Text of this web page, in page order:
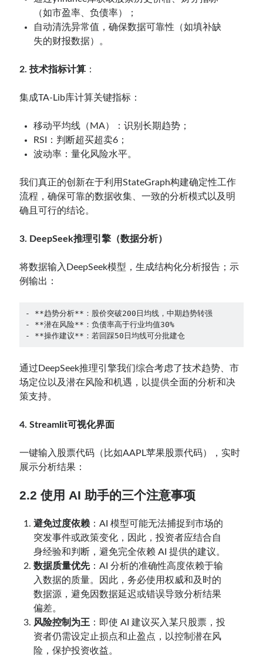
（如市盈率、负债率）；
自动清洗异常值，确保数据可靠性（如填补缺
失的财报数据）。
2. 技术指标计算 ：
集成TA-Lib库计算关键指标：
移动平均线（MA）：识别长期趋势；
RSI：判断超买超卖6；
波动率：量化风险水平。
我们真正的创新在于利用StateGraph构建确定性工作
流程，确保可靠的数据收集、一致的分析模式以及明
确且可行的结论。
3. DeepSeek推理引擎（数据分析）
将数据输入DeepSeek模型，生成结构化分析报告；示
例输出：
- **趋势分析**：股价突破200日均线，中期趋势转强
- **潜在风险**：负债率高于行业均值30%
- **操作建议**：若回踩50日均线可分批建仓
通过DeepSeek推理引擎我们综合考虑了技术趋势、市
场定位以及潜在风险和机遇，以提供全面的分析和决
策支持。
4. Streamlit可视化界面
一键输入股票代码（比如AAPL苹果股票代码），实时
展示分析结果：
2.2 使用 AI 助手的三个注意事项
避免过度依赖 ：AI 模型可能无法捕捉到市场的
突发事件或政策变化，因此，投资者应结合自
身经验和判断，避免完全依赖 AI 提供的建议。
数据质量优先：AI 分析的准确性高度依赖于输
入数据的质量。因此，务必使用权威和及时的
数据源，避免因数据延迟或错误导致分析结果
偏差。
风险控制为王 ：即使 AI 建议买入某只股票，投
资者仍需设定止损点和止盈点，以控制潜在风
险，保护投资收益。